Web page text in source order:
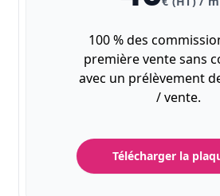
100 % des
première vente sans
avec un prélèvement
/ vente.
Télécharger la